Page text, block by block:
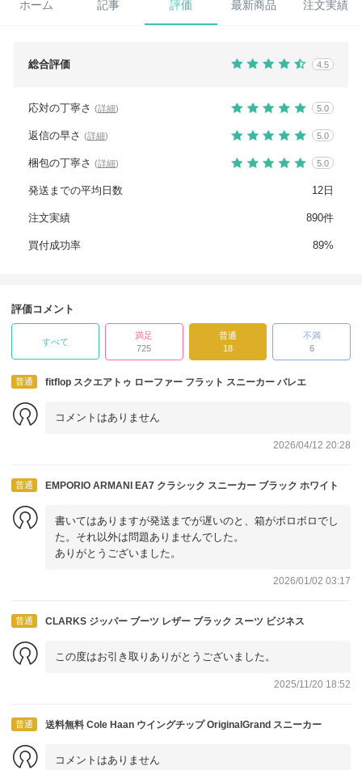
ホーム 記事 評価 最新商品 注文実績
総合評価 4.5
応対の丁寧さ(詳細) 5.0
返信の早さ(詳細) 5.0
梱包の丁寧さ(詳細) 5.0
発送までの平均日数 12日
注文実績 890件
買付成功率 89%
評価コメント
すべて
満足
725
普通
18
不満
6
普通 fitflop スクエアトゥ ローファー フラット スニーカー バレエ
コメントはありません
2026/04/12 20:28
普通 EMPORIO ARMANI EA7 クラシック スニーカー ブラック ホワイト
書いてはありますが発送までが遅いのと、箱がボロボロでし
た。それ以外は問題ありませんでした。
ありがとうございました。
2026/01/02 03:17
普通 CLARKS ジッパー ブーツ レザー ブラック スーツ ビジネス
この度はお引き取りありがとうございました。
2025/11/20 18:52
普通 送料無料 Cole Haan ウイングチップ OriginalGrand スニーカー
コメントはありません